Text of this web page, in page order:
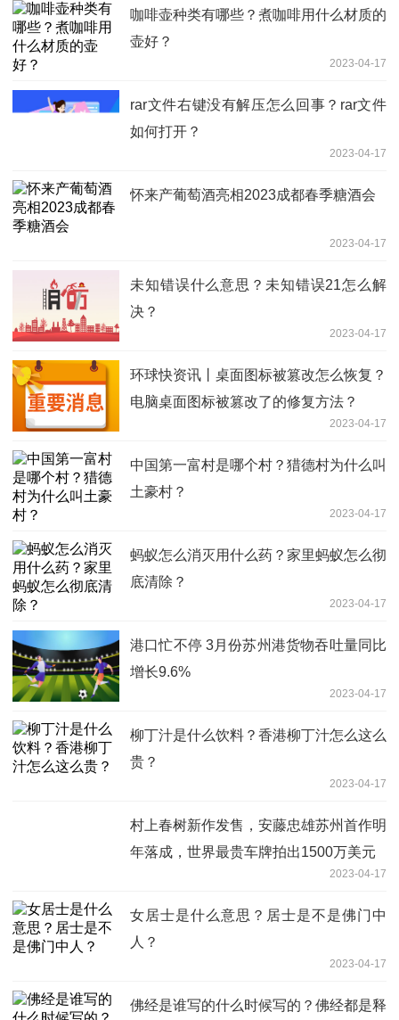
咖啡壶种类有哪些？煮咖啡用什么材质的
壶好？
2023-04-17
rar文件右键没有解压怎么回事？rar文件
如何打开？
2023-04-17
怀来产葡萄酒亮相2023成都春季糖酒会
2023-04-17
未知错误什么意思？未知错误21怎么解
决？
2023-04-17
环球快资讯丨桌面图标被篡改怎么恢复？
电脑桌面图标被篡改了的修复方法？
2023-04-17
中国第一富村是哪个村？猎德村为什么叫
土豪村？
2023-04-17
蚂蚁怎么消灭用什么药？家里蚂蚁怎么彻
底清除？
2023-04-17
港口忙不停 3月份苏州港货物吞吐量同比
增长9.6%
2023-04-17
柳丁汁是什么饮料？香港柳丁汁怎么这么
贵？
2023-04-17
村上春树新作发售，安藤忠雄苏州首作明
年落成，世界最贵车牌拍出1500万美元
2023-04-17
女居士是什么意思？居士是不是佛门中
人？
2023-04-17
佛经是谁写的什么时候写的？佛经都是释